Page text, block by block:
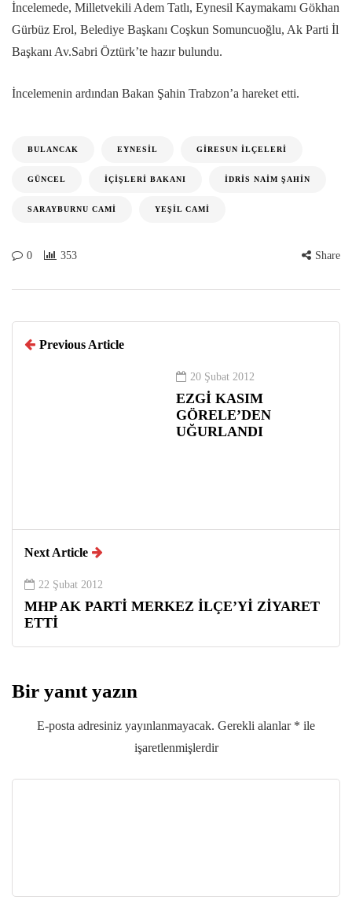
İncelemede, Milletvekili Adem Tatlı, Eynesil Kaymakamı Gökhan
Gürbüz Erol, Belediye Başkanı Coşkun Somuncuoğlu, Ak Parti İl
Başkanı Av.Sabri Öztürk’te hazır bulundu.
İncelemenin ardından Bakan Şahin Trabzon’a hareket etti.
BULANCAK EYNESIL GIRESUN İLÇELERI
GÜNCEL İÇIŞLERI BAKANI İDRIS NAIM ŞAHIN
SARAYBURNU CAMI YEŞIL CAMI
0 353 Share
Previous Article
20 Şubat 2012
EZGİ KASIM
GÖRELE’DEN
UĞURLANDI
Next Article
22 Şubat 2012
MHP AK PARTİ MERKEZ İLÇE’Yİ ZİYARET
ETTİ
Bir yanıt yazın
E-posta adresiniz yayınlanmayacak. Gerekli alanlar * ile
işaretlenmişlerdir